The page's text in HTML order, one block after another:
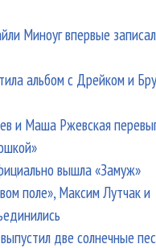
Миноуг впервые
альбом с Дрейком и
и Маша Ржевская
вышла «Замуж»
поле», Максим Лутчак и
две солнечные